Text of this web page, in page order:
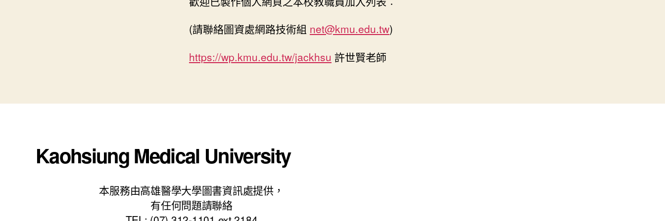
(請聯絡圖資處網路技術組 net@kmu.edu.tw)
https://wp.kmu.edu.tw/jackhsu 許世賢老師
Kaohsiung Medical University
本服務由高雄醫學大學圖書資訊處提供，
有任何問題請聯絡